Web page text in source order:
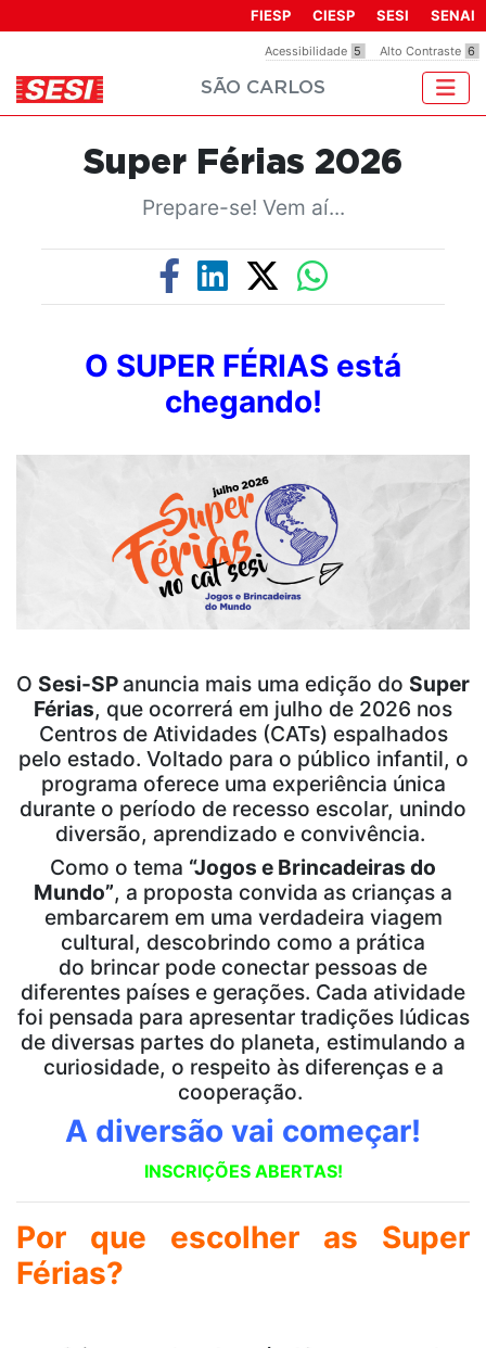
Acessibilidade 5 Alto Contraste 6
FIESP CIESP SESI SENAI
SÃO CARLOS
Super Férias 2026
Prepare-se! Vem aí...
O SUPER FÉRIAS está
chegando!
O Sesi-SP anuncia mais uma edição do Super
Férias, que ocorrerá em julho de 2026 nos
Centros de Atividades (CATs) espalhados
pelo estado. Voltado para o público infantil, o
programa oferece uma experiência única
durante o período de recesso escolar, unindo
diversão, aprendizado e convivência.
Como o tema “Jogos e Brincadeiras do
Mundo”, a proposta convida as crianças a
embarcarem em uma verdadeira viagem
cultural, descobrindo como a prática
do brincar pode conectar pessoas de
diferentes países e gerações. Cada atividade
foi pensada para apresentar tradições lúdicas
de diversas partes do planeta, estimulando a
curiosidade, o respeito às diferenças e a
cooperação.
A diversão vai começar!
INSCRIÇÕES ABERTAS!
Por que escolher as Super
Férias?